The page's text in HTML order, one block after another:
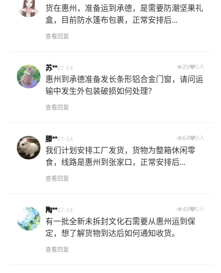
货在惠州，准备运到承德，是需要防潮坚果礼
盒，目前防水篷布包裹，正常安排后...
查看回复
苏**07-14 25 0人
惠州到承德准备发长条形铝合金门窗，请问运
输中发生外包装破损如何处理？
查看回复
滕**07-14 64 0人
我们计划安排工厂发货，货物为整箱休闲零
食，线路是惠州到张家口，正常安排后...
查看回复
陶**07-14 45 0人
有一批全新未拆封文化石需要从惠州运到保
定，想了解货物到达后如何通知收货。
查看回复